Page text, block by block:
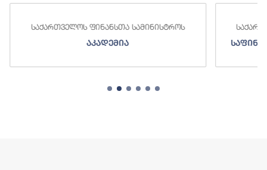
საქართველოს ფინანსთა სამინისტროს
აკადემია